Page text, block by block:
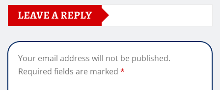
LEAVE A REPLY
Your email address will not be published.
Required fields are marked *